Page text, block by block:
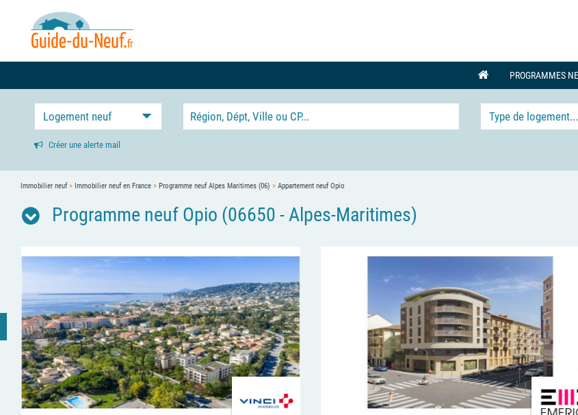
PROGRAMMES
Logement neuf Type de logement...
Créer une alerte mail
Immobilier neuf> Immobilier neuf en France > Programme neuf Alpes Maritimes (06) > Appartement neuf Opio
Programme neuf Opio (06650 - Alpes-Maritimes)